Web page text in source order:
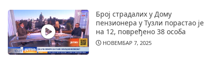
Број страдалих у Дому
пензионера у Тузли порастао је
на 12, повређено 38 особа
НОВЕМБАР 7, 2025